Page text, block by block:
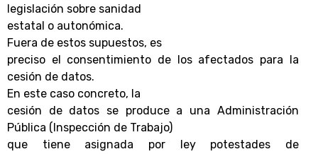
legislación sobre sanidad
estatal o autonómica.
Fuera de estos supuestos, es
preciso el consentimiento de los afectados para la
cesión de datos.
En este caso concreto, la
cesión de datos se produce a una Administración
Pública (Inspección de Trabajo)
que tiene asignada por ley potestades de